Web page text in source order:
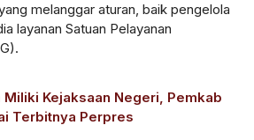
melanggar aturan, baik pengelola
layanan Satuan Pelayanan
Miliki Kejaksaan Negeri, Pemkab
Terbitnya Perpres